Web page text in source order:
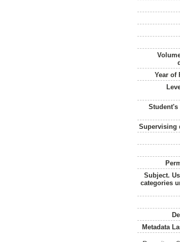
Year of
Student's
Supervising
Subject.
categories
Metadata